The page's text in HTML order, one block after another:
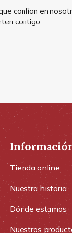
confían en
contigo.
Tienda online
Nuestra historia
Dónde estamos
Nuestros